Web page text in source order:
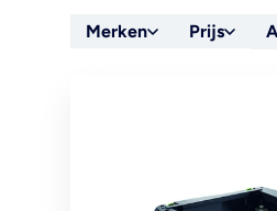
Merken Prijs